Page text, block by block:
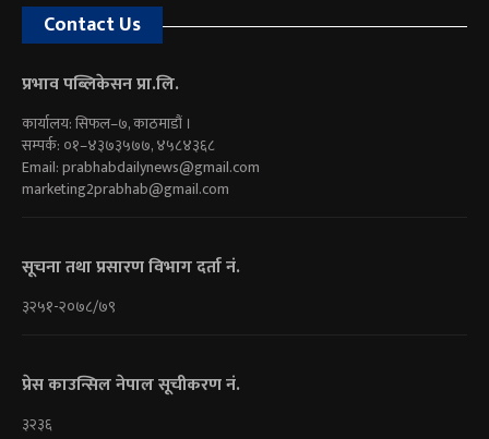
Contact Us
प्रभाव पब्लिकेसन प्रा.लि.
कार्यालय: सिफल–७, काठमाडौं ।
सम्पर्क: ०१–४३७३५७७, ४५८४३६८
Email:prabhabdailynews@gmail.com
marketing2prabhab@gmail.com
सूचना तथा प्रसारण विभाग दर्ता नं.
३२५१-२०७८/७९
प्रेस काउन्सिल नेपाल सूचीकरण नं.
३२३६